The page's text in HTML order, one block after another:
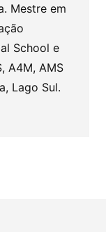
Mestre em
School e
A4M, AMS
Lago Sul.